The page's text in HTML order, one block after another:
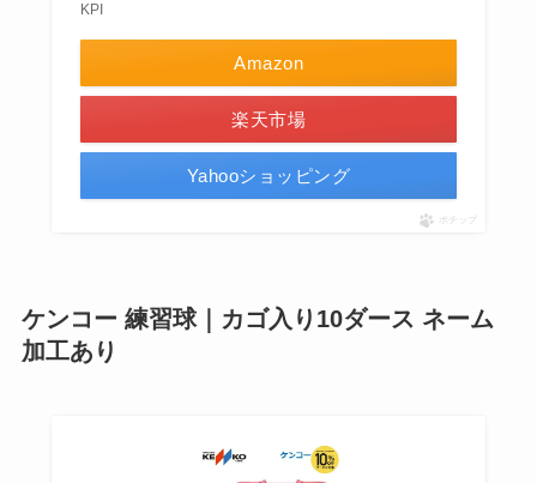
KPI
Amazon
楽天市場
Yahooショッピング
ポチップ
ケンコー 練習球｜カゴ入り10ダース ネーム
加工あり